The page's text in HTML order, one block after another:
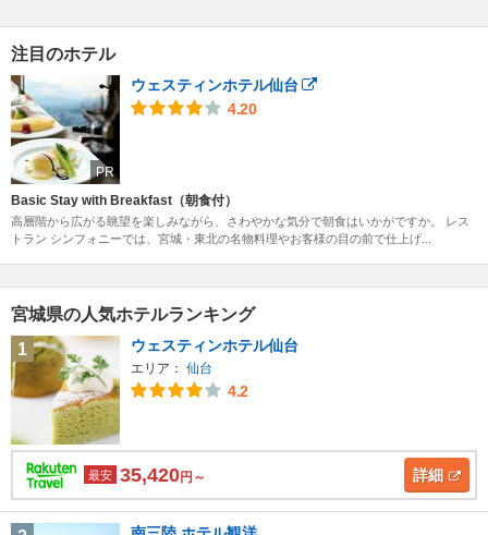
注目のホテル
PR
ウェスティンホテル仙台
4.20
Basic Stay with Breakfast（朝食付）
高層階から広がる眺望を楽しみながら、さわやかな気分で朝食はいかがですか。 レス
トラン シンフォニーでは、宮城・東北の名物料理やお客様の目の前で仕上げ...
宮城県の人気ホテルランキング
1
ウェスティンホテル仙台
エリア： 仙台
4.2
最安 35,420円～ 詳細